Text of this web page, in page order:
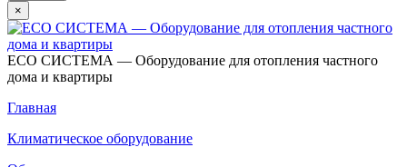
×
ECO СИСТЕМА — Оборудование для отопления частного
дома и квартиры
Главная
Климатическое оборудование